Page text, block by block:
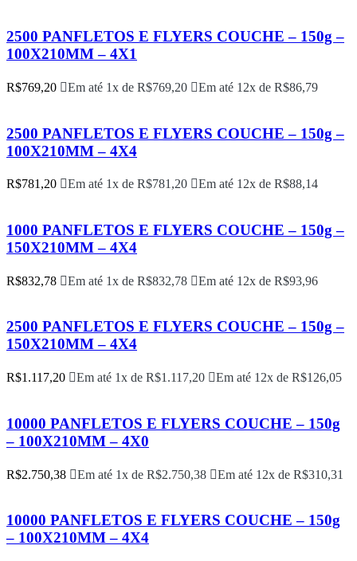
2500 PANFLETOS E FLYERS COUCHE – 150g –
100X210MM – 4X1
R$769,20 Em até 1x de R$769,20 Em até 12x de R$86,79
2500 PANFLETOS E FLYERS COUCHE – 150g –
100X210MM – 4X4
R$781,20 Em até 1x de R$781,20 Em até 12x de R$88,14
1000 PANFLETOS E FLYERS COUCHE – 150g –
150X210MM – 4X4
R$832,78 Em até 1x de R$832,78 Em até 12x de R$93,96
2500 PANFLETOS E FLYERS COUCHE – 150g –
150X210MM – 4X4
R$1.117,20 Em até 1x de R$1.117,20 Em até 12x de R$126,05
10000 PANFLETOS E FLYERS COUCHE – 150g
– 100X210MM – 4X0
R$2.750,38 Em até 1x de R$2.750,38 Em até 12x de R$310,31
10000 PANFLETOS E FLYERS COUCHE – 150g
– 100X210MM – 4X4